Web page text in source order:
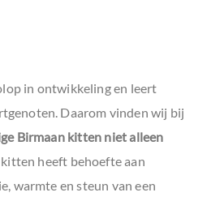
in ontwikkeling en leert
Daarom vinden wij bij
Birmaan kitten niet alleen
kitten heeft behoefte aan
warmte en steun van een